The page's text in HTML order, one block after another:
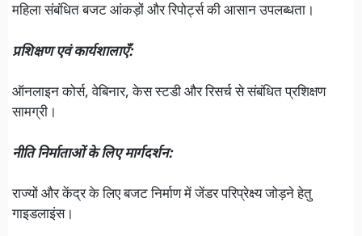
महिला संबंधित बजट आंकड़ों और रिपोर्ट्स की आसान उपलब्धता।
प्रशिक्षण एवं कार्यशालाएँ:
ऑनलाइन कोर्स, वेबिनार, केस स्टडी और रिसर्च से संबंधित प्रशिक्षण
सामग्री।
नीति निर्माताओं के लिए मार्गदर्शन:
राज्यों और केंद्र के लिए बजट निर्माण में जेंडर परिप्रेक्ष्य जोड़ने हेतु
गाइडलाइंस।